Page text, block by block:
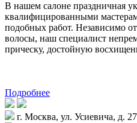
В нашем салоне праздничная
квалифицированными
подобных работ. Независимо
волосы, наш специалист
прическу, достойную
Подробнее
г. Москва, ул. Усиевича, д.